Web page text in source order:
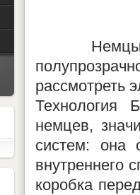
Немцы
рассмотреть
Технология
немцев,
систем: она
внутреннего
коробка